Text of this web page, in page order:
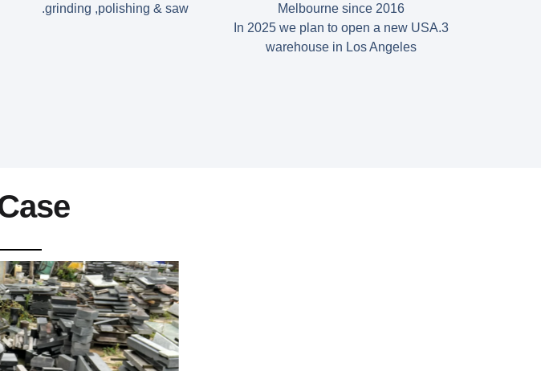
Melbourne since 2016
3.In 2025 we plan to open a new USA
warehouse in Los Angeles
grinding ,polishing & saw.